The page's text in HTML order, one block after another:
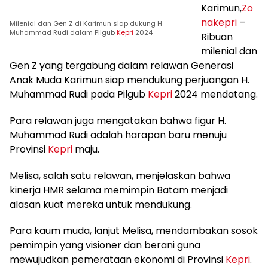
Milenial dan Gen Z di Karimun siap dukung H
Muhammad Rudi dalam PilgubKepri 2024
Karimun,Zo
nakepri –
Ribuan
milenial dan
Gen Z yang tergabung dalam relawan Generasi
Anak Muda Karimun siap mendukung perjuangan H.
Muhammad Rudi pada Pilgub Kepri2024 mendatang.
Para relawan juga mengatakan bahwa figur H.
Muhammad Rudi adalah harapan baru menuju
Provinsi Kepri maju.
Melisa, salah satu relawan, menjelaskan bahwa
kinerja HMR selama memimpin Batam menjadi
alasan kuat mereka untuk mendukung.
Para kaum muda, lanjut Melisa, mendambakan sosok
pemimpin yang visioner dan berani guna
mewujudkan pemerataan ekonomi di Provinsi Kepri.